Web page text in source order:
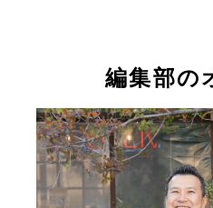
子役時代の梅津さ
走一番星』のオフシ
編集部の